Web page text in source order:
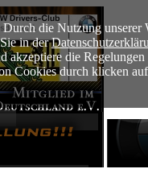
die Nutzung unserer
in der
akzeptiere die Regelungen
Cookies durch klicken auf